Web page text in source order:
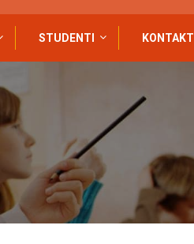
STUDENTI KONTAKT